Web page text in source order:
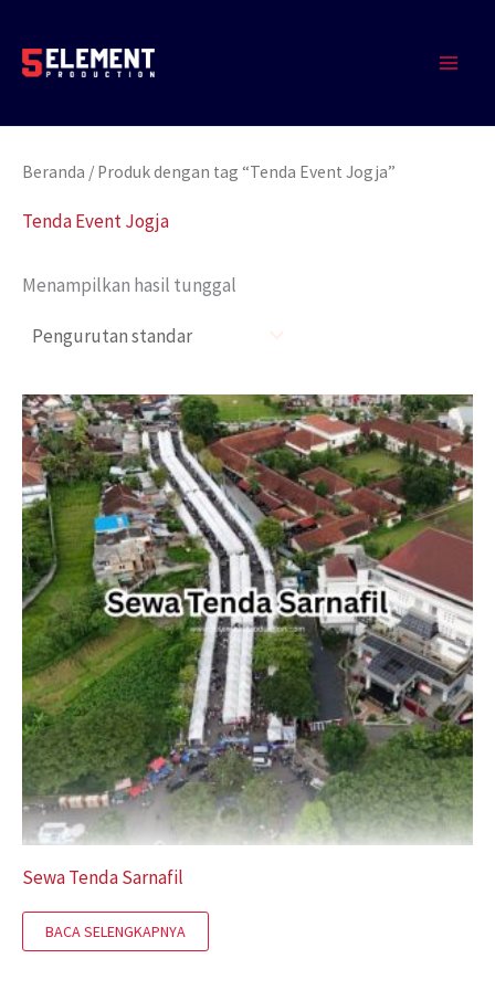
konten
Beranda / Produk dengan tag “Tenda Event Jogja”
Tenda Event Jogja
Menampilkan hasil tunggal
Sewa Tenda Sarnafil
BACA SELENGKAPNYA